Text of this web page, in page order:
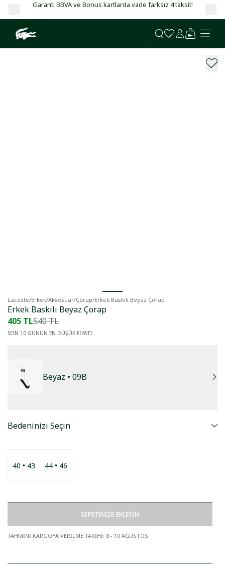
Garanti BBVA ve Bonus kartlarda vade farksız 4 taksit!
Lacoste/Erkek/Aksesuar/Çorap/Erkek Baskılı Beyaz Çorap
Erkek Baskılı Beyaz Çorap
405 TL540 TL
SON 10 GÜNÜN EN DÜŞÜK FİYATI
Beyaz • 09B
Bedeninizi Seçin
40 • 43 44 • 46
SEPETİNİZE EKLEYİN
TAHMİNİ KARGOYA VERİLME TARİHİ: 8 - 10 AĞUSTOS